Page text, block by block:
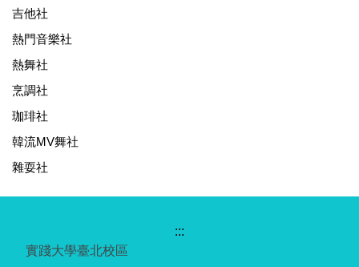
吉他社
熱門音樂社
熱舞社
烹調社
珈琲社
韓流MV舞社
雜耍社
:::
實踐大學臺北校區